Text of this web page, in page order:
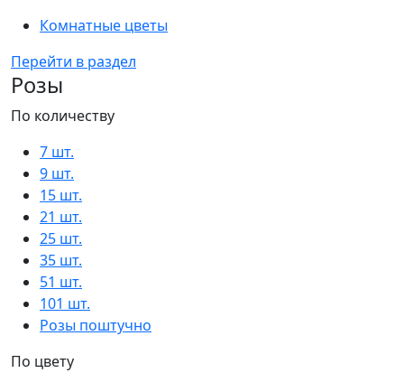
Комнатные цветы
Перейти в раздел
Розы
По количеству
7 шт.
9 шт.
15 шт.
21 шт.
25 шт.
35 шт.
51 шт.
101 шт.
Розы поштучно
По цвету